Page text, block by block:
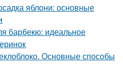
яблони: основные
барбекю: идеальное
Основные способы